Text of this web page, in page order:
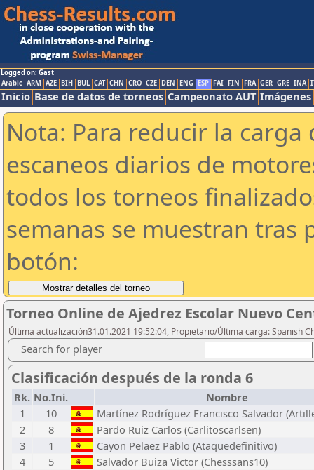
Logged on: Gast
Arabic ARM AZE BIH BUL CAT CHN CRO CZE DEN ENG ESP FAI FIN FRA GER GRE INA
Inicio Base de datos de torneos Campeonato AUT Imágenes
Nota: Para reducir la
escaneos diarios de
todos los torneos
semanas se muestran tras
botón:
Torneo Online de Ajedrez Escolar Nuevo
Última actualización31.01.2021 19:52:04, Propietario/Última carga: Spanish
Search for player
Clasificación después de la ronda 6
Rk. No.Ini.
Nombre
1
10
Martínez Rodríguez Francisco Salvador
2
8
Pardo Ruiz Carlos (Carlitoscarlsen)
3
1
Cayon Pelaez Pablo (Ataquedefinitivo)
4
5
Salvador Buiza Victor (Chesssans10)